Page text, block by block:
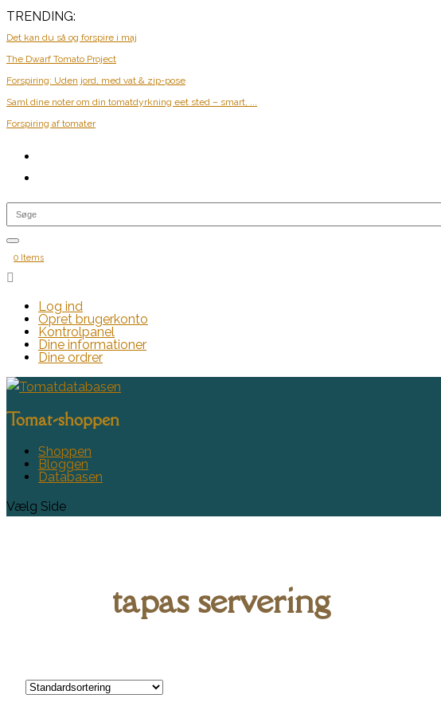
TRENDING:
Det kan du så og forspire i maj
The Dwarf Tomato Project
Forspiring: Uden jord, med vat & zip-pose
Saml dine noter om din tomatdyrkning eet sted – smart, ...
Forspiring af tomater
0 Items

Log ind
Opret brugerkonto
Kontrolpanel
Dine informationer
Dine ordrer
Tomat-shoppen
Shoppen
Bloggen
Databasen
Vælg Side
tapas servering